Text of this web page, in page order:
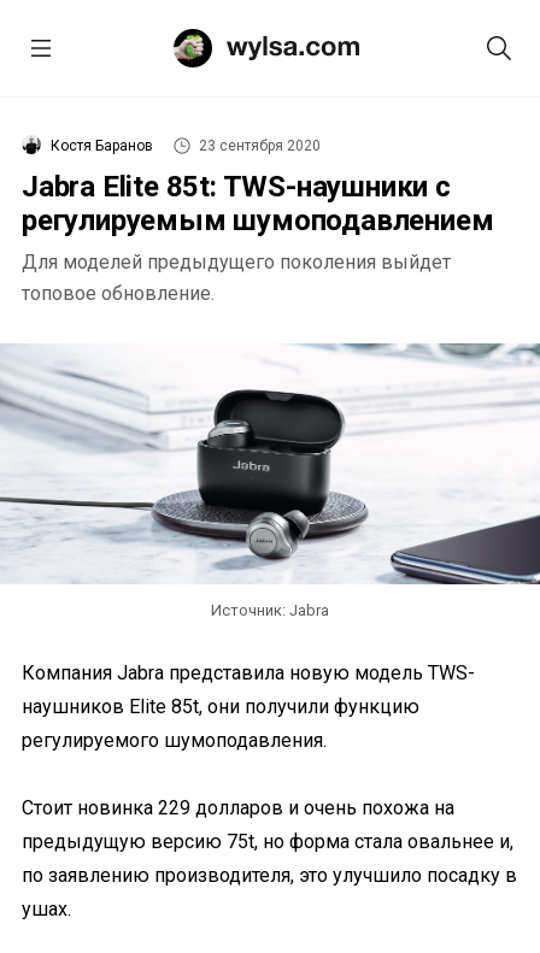
Костя Баранов 23 сентября 2020
Jabra Elite 85t: TWS-наушники с
регулируемым шумоподавлением
Для моделей предыдущего поколения выйдет
топовое обновление.
Источник: Jabra
Компания Jabra представила новую модель TWS-
наушников Elite 85t, они получили функцию
регулируемого шумоподавления.
Стоит новинка 229 долларов и очень похожа на
предыдущую версию 75t, но форма стала овальнее и,
по заявлению производителя, это улучшило посадку в
ушах.